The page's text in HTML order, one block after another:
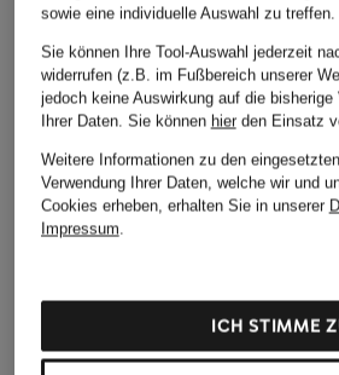
Bestpreis:251,59 €
Ursprünglich: 395 €
Jacke
249,99 €
Bestpreis: 485 €
sowie eine individuelle Auswahl zu treffen.
Sie können Ihre Tool-Auswahl jederzeit
widerrufen (z.B. im Fußbereich unserer
jedoch keine Auswirkung auf die bisherige
Ihrer Daten. Sie können hierden Einsatz
Weitere Informationen zu den
Verwendung Ihrer Daten, welche wir und
Cookies erheben, erhalten Sie in unserer
Impressum.
ICH STIMME